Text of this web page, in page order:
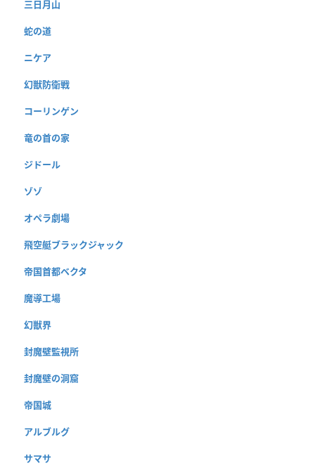
三日月山
蛇の道
ニケア
幻獣防衛戦
コーリンゲン
竜の首の家
ジドール
ゾゾ
オペラ劇場
飛空艇ブラックジャック
帝国首都ベクタ
魔導工場
幻獣界
封魔壁監視所
封魔壁の洞窟
帝国城
アルブルグ
サマサ